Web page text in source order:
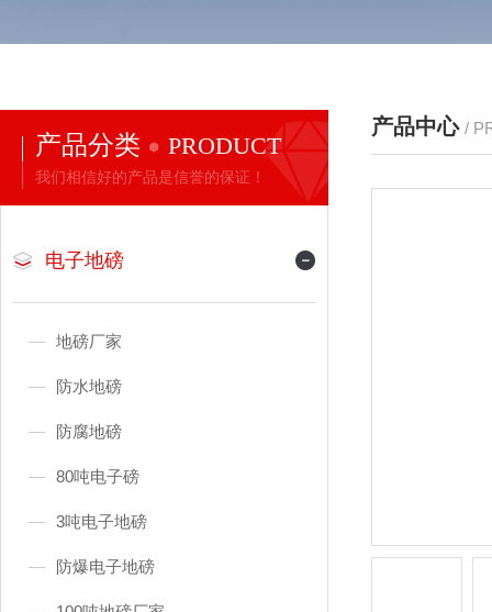
产品分类 PRODUCT
我们相信好的产品是信誉的保证！
电子地磅
地磅厂家
防水地磅
防腐地磅
80吨电子磅
3吨电子地磅
防爆电子地磅
产品中心 /